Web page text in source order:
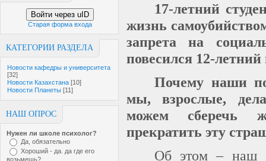
Войти через uID
Старая форма входа
КАТЕГОРИИ РАЗДЕЛА
Новости кафедры и университета
[32]
Новости Казахстана [10]
Новости Планеты [11]
НАШ ОПРОС
Нужен ли школе психолог?
Да, обязательно
Хороший - да. да где его
возьмешь?
17-летний
жизнь
запрета на
повесился 12-
Почему наши
мы, взрослые,
можем сберечь
прекратить эту
Об этом – наш